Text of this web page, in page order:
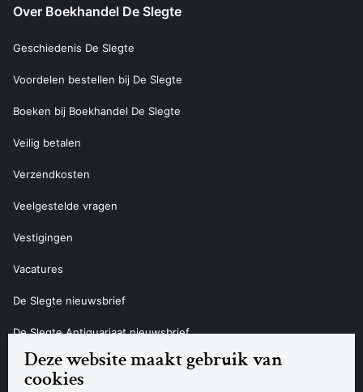
Deze website maakt gebruik van
cookies
Over Boekhandel De Slegte
Geschiedenis De Slegte
Voordelen bestellen bij De Slegte
Boeken bij Boekhandel De Slegte
Veilig betalen
Verzendkosten
Veelgestelde vragen
Vestigingen
Vacatures
De Slegte nieuwsbrief
De Slegte Antiquariaat nieuwsbrief
Contact